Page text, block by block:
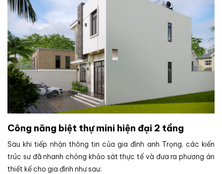
Công năng biệt thự mini hiện đại 2 tầng
Sau khi tiếp nhận thông tin của gia đình anh Trọng, các kiến
trúc sư đã nhanh chóng khảo sát thực tế và đưa ra phương án
thiết kế cho gia đình như sau: